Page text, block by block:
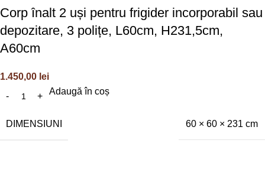
Corp înalt 2 uși pentru frigider incorporabil sau
depozitare, 3 polițe, L60cm, H231,5cm,
A60cm
1.450,00 lei
Adaugă în coș
DIMENSIUNI 60 × 60 × 231 cm